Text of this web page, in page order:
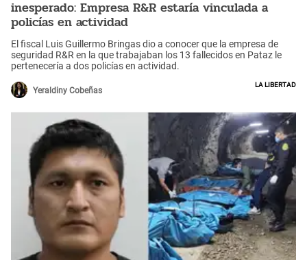
inesperado: Empresa R&R estaría vinculada a
policías en actividad
El fiscal Luis Guillermo Bringas dio a conocer que la empresa de
seguridad R&R en la que trabajaban los 13 fallecidos en Pataz le
pertenecería a dos policías en actividad.
Yeraldiny Cobeñas
La Libertad